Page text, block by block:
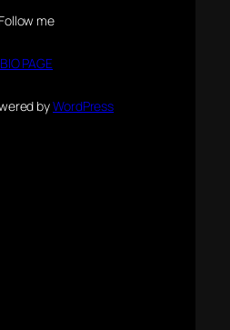
Follow me
BIO PAGE
byWordPress